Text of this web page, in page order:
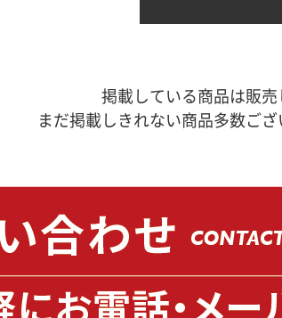
掲載している商品は販売
まだ掲載しきれない商品多数ご